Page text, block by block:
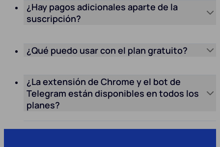
¿Hay pagos adicionales aparte de la
suscripción?
¿Qué puedo usar con el plan gratuito?
¿La extensión de Chrome y el bot de
Telegram están disponibles en todos los
planes?